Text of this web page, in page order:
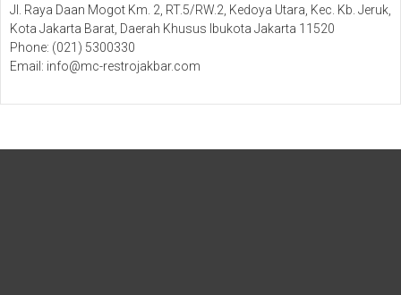
Jl. Raya Daan Mogot Km. 2, RT.5/RW.2, Kedoya Utara, Kec. Kb. Jeruk,
Kota Jakarta Barat, Daerah Khusus Ibukota Jakarta 11520
Phone: (021) 5300330
Email: info@mc-restrojakbar.com